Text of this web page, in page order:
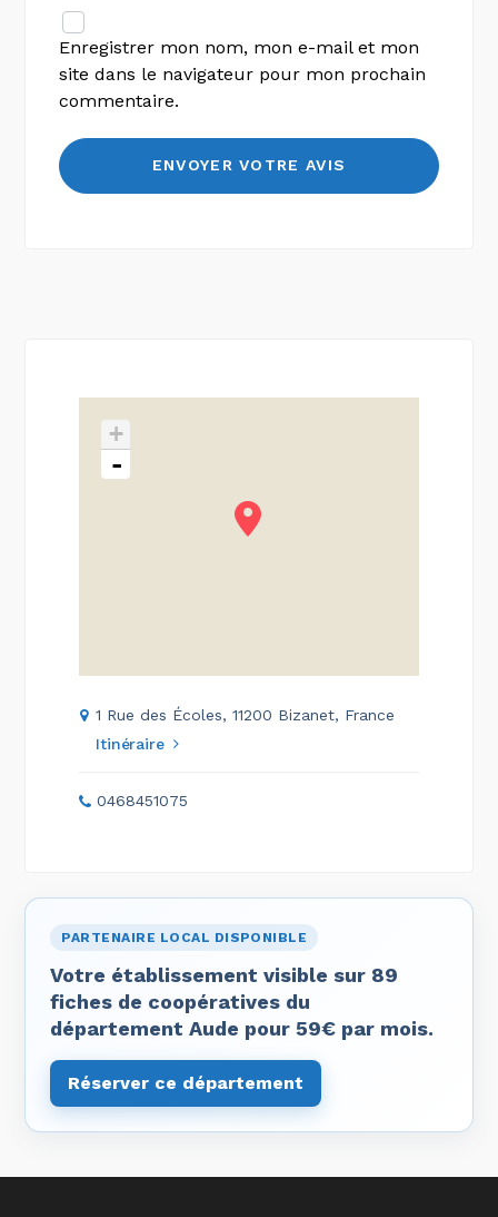
Enregistrer mon nom, mon e-mail et mon
site dans le navigateur pour mon prochain
commentaire.
+
-
1 Rue des Écoles, 11200 Bizanet, France
Itinéraire
0468451075
PARTENAIRE LOCAL DISPONIBLE
Votre établissement visible sur 89
fiches de coopératives du
département Aude pour 59€ par mois.
Réserver ce département